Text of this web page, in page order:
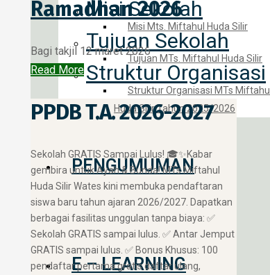
Misi Sekolah
Misi Mts. Miftahul Huda Silir
Tujuan Sekolah
Tujuan MTs. Miftahul Huda Silir
Struktur Organisasi
Struktur Organisasi MTs Miftahul
Huda Silir Tahun 2025/2026
PENGUMUMAN
E – LEARNING
Ramadhan 2026
Bagi takjil 12 maret 2026
Read More
PPDB T.A. 2026-2027
​Sekolah GRATIS Sampai Lulus! 🎓✨ ​Kabar
gembira untuk Ayah & Bunda! MTs Miftahul
Huda Silir Wates kini membuka pendaftaran
siswa baru tahun ajaran 2026/2027. Dapatkan
berbagai fasilitas unggulan tanpa biaya: ✅
Sekolah GRATIS sampai lulus. ✅ Antar Jemput
GRATIS sampai lulus. ✅ Bonus Khusus: 100
pendaftar pertama gratis daftar ulang,